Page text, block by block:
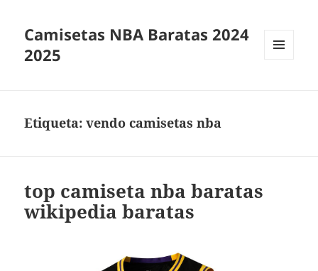
Camisetas NBA Baratas 2024
2025
Etiqueta:vendo camisetas nba
top camiseta nba baratas
wikipedia baratas